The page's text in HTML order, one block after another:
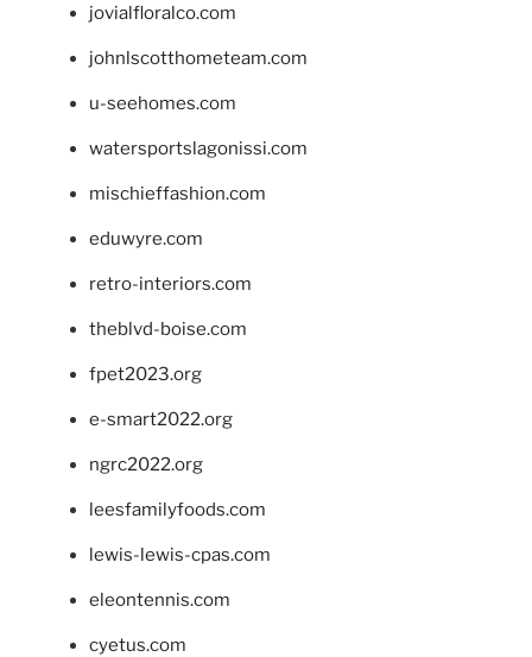
jovialfloralco.com
johnlscotthometeam.com
u-seehomes.com
watersportslagonissi.com
mischieffashion.com
eduwyre.com
retro-interiors.com
theblvd-boise.com
fpet2023.org
e-smart2022.org
ngrc2022.org
leesfamilyfoods.com
lewis-lewis-cpas.com
eleontennis.com
cyetus.com